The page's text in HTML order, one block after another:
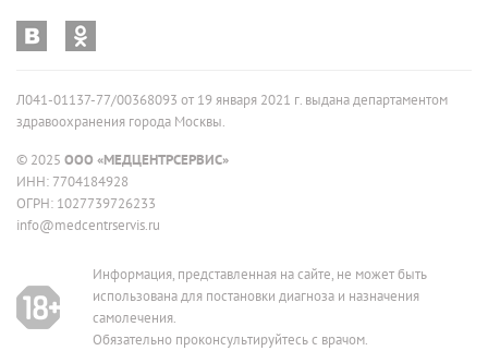
Л041-01137-77/00368093 от 19 января 2021 г. выдана департаментом
здравоохранения города Москвы.
© 2025 ООО «МЕДЦЕНТРСЕРВИС»
ИНН: 7704184928
ОГРН: 1027739726233
info@medcentrservis.ru
Информация, представленная на сайте, не может быть
использована для постановки диагноза и назначения
самолечения.
Обязательно проконсультируйтесь с врачом.